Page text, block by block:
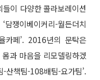
이 다양한 콜라보레이션
담쟁이베이커리-월든더치
카페’. 2016년의 문탁은
과 마음을 리모델링하겠
책팀-108배팀-요가팀’.